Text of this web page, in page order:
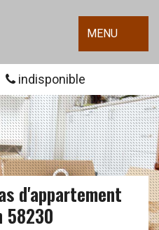
MENU
indisponible
d'appartement
58230